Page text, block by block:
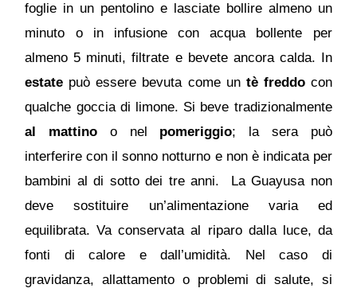
foglie in un pentolino e lasciate bollire almeno un
minuto o in infusione con acqua bollente per
almeno 5 minuti, filtrate e bevete ancora calda. In
estate può essere bevuta come un tè freddocon
qualche goccia di limone. Si beve tradizionalmente
al mattino o nel pomeriggio; la sera può
interferire con il sonno notturno e non è indicata per
bambini al di sotto dei tre anni. La Guayusa non
deve sostituire un’alimentazione varia ed
equilibrata. Va conservata al riparo dalla luce, da
fonti di calore e dall’umidità. Nel caso di
gravidanza, allattamento o problemi di salute, si